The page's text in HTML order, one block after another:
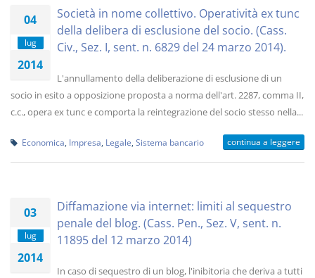
04
lug
2014
Società in nome collettivo. Operatività ex tunc
della delibera di esclusione del socio. (Cass.
Civ., Sez. I, sent. n. 6829 del 24 marzo 2014).
L'annullamento della deliberazione di esclusione di un
socio in esito a opposizione proposta a norma dell'art. 2287, comma II,
c.c., opera ex tunc e comporta la reintegrazione del socio stesso nella...
Economica Impresa Legale Sistema bancario continua a leggere
03
lug
2014
Diffamazione via internet: limiti al sequestro
penale del blog. (Cass. Pen., Sez. V, sent. n.
11895 del 12 marzo 2014)
In caso di sequestro di un blog, l'inibitoria che deriva a tutti